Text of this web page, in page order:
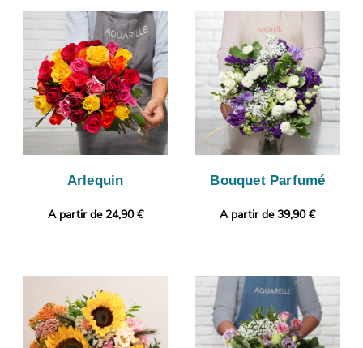
votre composition florale, et une photo de l’ensemble sera prise,
une fois le bouquet inséré dans un contenant approprié. Nous
vous enverrons ensuite cette photographie de manière à ce que
vous puissiez vous assurer que le bouquet de fleurs qui sera
reçu par le destinataire est le même que celui que vous avez
commandé. C’est alors qu’aura lieu son envoi à Communay.
Vous souhaitez ajouter une touche personnelle ? Gratuitement
et en quelques clics, vous pourrez ajouter un message ou une
photo à votre commande.
Arlequin
A partir de 24,90 €
Bouquet Parfumé
A partir de 39,90 €